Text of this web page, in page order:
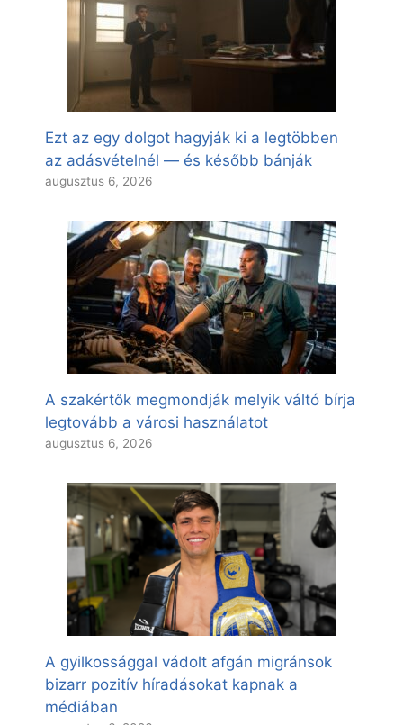
Ezt az egy dolgot hagyják ki a legtöbben
az adásvételnél — és később bánják
augusztus 6, 2026
A szakértők megmondják melyik váltó bírja
legtovább a városi használatot
augusztus 6, 2026
A gyilkossággal vádolt afgán migránsok
bizarr pozitív híradásokat kapnak a
médiában